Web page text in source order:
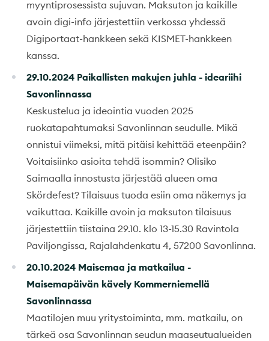
myyntiprosessista sujuvan. Maksuton ja kaikille
avoin digi-info järjestettiin verkossa yhdessä
Digiportaat-hankkeen sekä KISMET-hankkeen
kanssa.
29.10.2024 Paikallisten makujen juhla - ideariihi
Savonlinnassa
Keskustelua ja ideointia vuoden 2025
ruokatapahtumaksi Savonlinnan seudulle. Mikä
onnistui viimeksi, mitä pitäisi kehittää eteenpäin?
Voitaisiinko asioita tehdä isommin? Olisiko
Saimaalla innostusta järjestää alueen oma
Skördefest? Tilaisuus tuoda esiin oma näkemys ja
vaikuttaa. Kaikille avoin ja maksuton tilaisuus
järjestettiin tiistaina 29.10. klo 13-15.30 Ravintola
Paviljongissa, Rajalahdenkatu 4, 57200 Savonlinna.
20.10.2024 Maisemaa ja matkailua -
Maisemapäivän kävely Kommerniemellä
Savonlinnassa
Maatilojen muu yritystoiminta, mm. matkailu, on
tärkeä osa Savonlinnan seudun maaseutualueiden